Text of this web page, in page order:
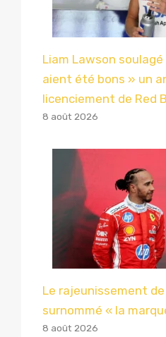
Liam Lawson
aient été bons » un
licenciement de Red
8 août 2026
Le rajeunissement
surnommé « la
8 août 2026